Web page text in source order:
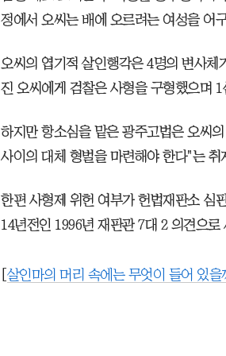
정에서 오씨는 배에 오르려는 여성을 어
오씨의 엽기적 살인행각은 4명의 변사
진 오씨에게 검찰은 사형을 구형했으며
하지만 항소심을 맡은 광주고법은 오씨
사이의 대체 형벌을 마련해야 한다"는
한편 사형제 위헌 여부가 헌법재판소 심
14년전인 1996년 재판관 7대 2 의견으
살인마의 머리 속에는 무엇이 들어 있을